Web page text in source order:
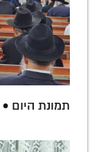
תמונת היום